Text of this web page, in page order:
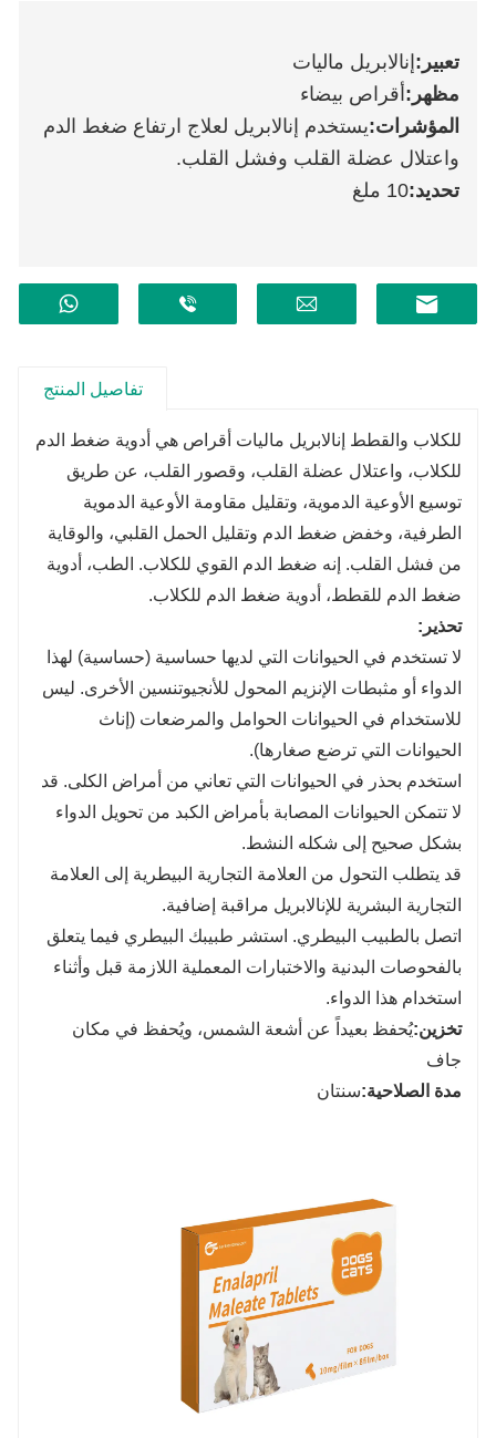
تعبير :إنالابريل ماليات
مظهر:أقراص بيضاء
المؤشرات:يستخدم إنالابريل لعلاج ارتفاع ضغط الدم
واعتلال عضلة القلب وفشل القلب.
تحديد:10 ملغ
تفاصيل المنتج
للكلاب والقطط إنالابريل ماليات أقراص هي أدوية ضغط الدم
للكلاب، واعتلال عضلة القلب، وقصور القلب، عن طريق
توسيع الأوعية الدموية، وتقليل مقاومة الأوعية الدموية
الطرفية، وخفض ضغط الدم وتقليل الحمل القلبي، والوقاية
من فشل القلب. إنه ضغط الدم القوي للكلاب. الطب، أدوية
ضغط الدم للقطط، أدوية ضغط الدم للكلاب.
تحذير :
لا تستخدم في الحيوانات التي لديها حساسية (حساسية) لهذا
الدواء أو مثبطات الإنزيم المحول للأنجيوتنسين الأخرى. ليس
للاستخدام في الحيوانات الحوامل والمرضعات (إناث
الحيوانات التي ترضع صغارها).
استخدم بحذر في الحيوانات التي تعاني من أمراض الكلى. قد
لا تتمكن الحيوانات المصابة بأمراض الكبد من تحويل الدواء
بشكل صحيح إلى شكله النشط.
قد يتطلب التحول من العلامة التجارية البيطرية إلى العلامة
التجارية البشرية للإنالابريل مراقبة إضافية.
اتصل بالطبيب البيطري. استشر طبيبك البيطري فيما يتعلق
بالفحوصات البدنية والاختبارات المعملية اللازمة قبل وأثناء
استخدام هذا الدواء.
تخزين:يُحفظ بعيداً عن أشعة الشمس، ويُحفظ في مكان
جاف
مدة الصلاحية:سنتان